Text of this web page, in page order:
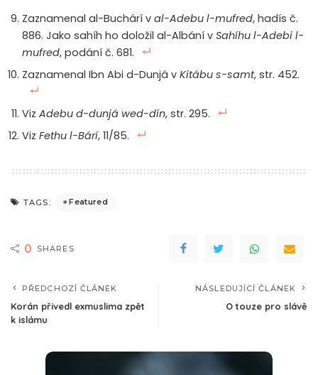
Zaznamenal al-Buchárí v al-Adebu l-mufred, hadís č.
886. Jako sahíh ho doložil al-Albání v Sahíhu l-Adebi l-
mufred, podání č. 681.
Zaznamenal Ibn Abi d-Dunjá v Kitábu s-samt, str. 452.
Viz Adebu d-dunjá wed-dín, str. 295.
Viz Fethu l-Bárí, 11/85.
TAGS: Featured
0 SHARES
PŘEDCHOZÍ ČLÁNEK
Korán přivedl exmuslima zpět
k islámu
NÁSLEDUJÍCÍ ČLÁNEK
O touze pro slávě